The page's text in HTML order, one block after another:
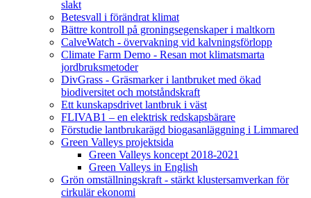
slakt
Betesvall i förändrat klimat
Bättre kontroll på groningsegenskaper i maltkorn
CalveWatch - övervakning vid kalvningsförlopp
Climate Farm Demo - Resan mot klimatsmarta
jordbruksmetoder
DivGrass - Gräsmarker i lantbruket med ökad
biodiversitet och motståndskraft
Ett kunskapsdrivet lantbruk i väst
FLIVAB1 – en elektrisk redskapsbärare
Förstudie lantbrukarägd biogasanläggning i Limmared
Green Valleys projektsida
Green Valleys koncept 2018-2021
Green Valleys in English
Grön omställningskraft - stärkt klustersamverkan för
cirkulär ekonomi